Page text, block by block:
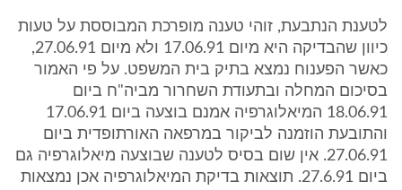
לטענת הנתבעת, זוהי טענה מופרכת המבוססת על טעות
כיוון שהבדיקה היא מיום 17.06.91 ולא מיום 27.06.91,
כאשר הפענוח נמצא בתיק בית המשפט. על פי האמור
בסיכום המחלה ובתעודת השחרור מביה"ח ביום
18.06.91 המיאלוגרפיה אמנם בוצעה ביום 17.06.91
והתובעת הוזמנה לביקור במרפאה האורתופדית ביום
27.06.91. אין שום בסיס לטענה שבוצעה מיאלוגרפיה גם
ביום 27.6.91. תוצאות בדיקת המיאלוגרפיה אכן נמצאות